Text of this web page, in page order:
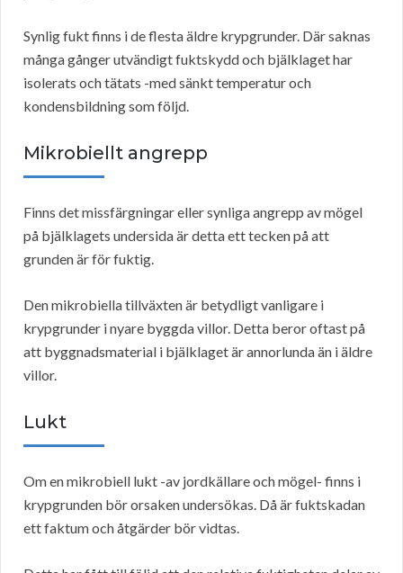
Synlig fukt finns i de flesta äldre krypgrunder. Där saknas
många gånger utvändigt fuktskydd och bjälklaget har
isolerats och tätats -med sänkt temperatur och
kondensbildning som följd.
Mikrobiellt angrepp
Finns det missfärgningar eller synliga angrepp av mögel
på bjälklagets undersida är detta ett tecken på att
grunden är för fuktig.
Den mikrobiella tillväxten är betydligt vanligare i
krypgrunder i nyare byggda villor. Detta beror oftast på
att byggnadsmaterial i bjälklaget är annorlunda än i äldre
villor.
Lukt
Om en mikrobiell lukt -av jordkällare och mögel- finns i
krypgrunden bör orsaken undersökas. Då är fuktskadan
ett faktum och åtgärder bör vidtas.